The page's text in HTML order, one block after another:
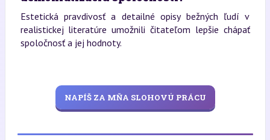
Estetická pravdivosť a detailné opisy bežných ľudí v
realistickej literatúre umožnili čitateľom lepšie chápať
spoločnosť a jej hodnoty.
NAPÍŠ ZA MŇA SLOHOVÚ PRÁCU